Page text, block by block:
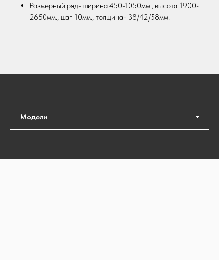
Размерный ряд- ширина 450-1050мм., высота 1900-
2650мм., шаг 10мм., толщина- 38/42/58мм.